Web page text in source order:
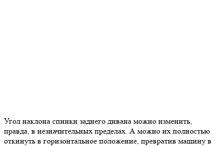
Угол наклона спинки заднего дивана можно изменить,
правда, в незначительных пределах. А можно их полностью
откинуть в горизонтальное положение, превратив машину в